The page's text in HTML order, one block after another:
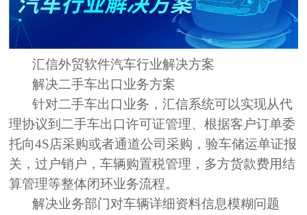
汇信外贸软件汽车行业解决方案
解决二手车出口业务方案
针对二手车出口业务，汇信系统可以实现从代
理协议到二手车出口许可证管理、根据客户订单委
托向4S店采购或者通道公司采购，验车储运单证报
关，过户销户，车辆购置税管理，多方货款费用结
算管理等整体闭环业务流程。
解决业务部门对车辆详细资料信息模糊问题